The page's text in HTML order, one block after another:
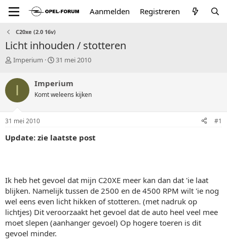
Aanmelden Registreren
C20xe (2.0 16v)
Licht inhouden / stotteren
T
p
s
a
t
Imperium
S
r
t
a
m
31 mei 2010
I Imperium
Komt weleens kijken
31 mei 2010 #1
Update: zie laatste post
Ik heb het gevoel dat mijn C20XE meer kan dan dat 'ie laat
blijken. Namelijk tussen de 2500 en de 4500 RPM wilt 'ie nog
wel eens even licht hikken of stotteren. (met nadruk op
lichtjes) Dit veroorzaakt het gevoel dat de auto heel veel mee
moet slepen (aanhanger gevoel) Op hogere toeren is dit
gevoel minder.